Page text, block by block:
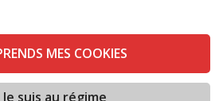
MES COOKIES
Je suis au régime
de Nous
légales Vie Privée
de vente